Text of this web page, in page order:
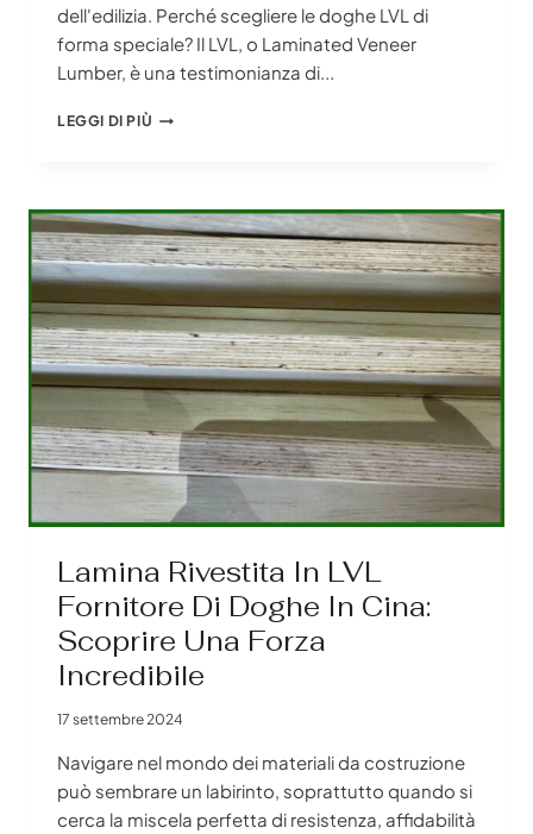
dell'edilizia. Perché scegliere le doghe LVL di
forma speciale? Il LVL, o Laminated Veneer
Lumber, è una testimonianza di...
LEGGI DI PIÙ DOGHE
SPECIALE:
SOLUZIONI
PERSONALIZZATE
PER
PROGETTI
UNICI
Lamina Rivestita In LVL
Fornitore Di Doghe In Cina:
Scoprire Una Forza
Incredibile
17 settembre 2024
Navigare nel mondo dei materiali da costruzione
può sembrare un labirinto, soprattutto quando si
cerca la miscela perfetta di resistenza, affidabilità